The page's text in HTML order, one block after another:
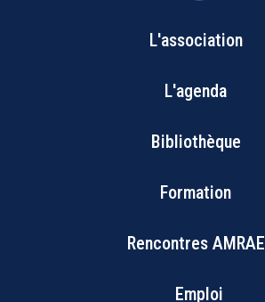
Bottom
Footer
Menu
L'association
L'agenda
Bibliothèque
Formation
Rencontres AMRAE
Emploi